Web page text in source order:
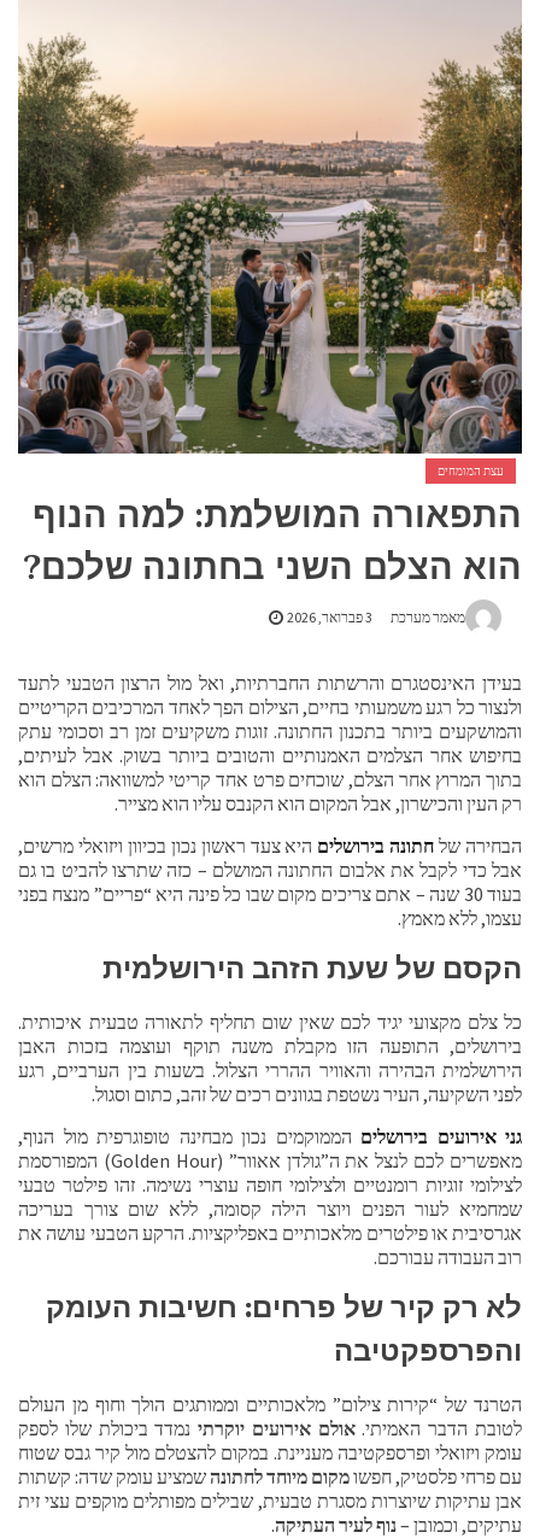
אשפוז פסיכיאטרי ביתי: הגישה הדיסקרטית שמשנה את כללי המשחק בבריאות הנפש
עצת המומחים
התפאורה המושלמת: למה הנוף
הוא הצלם השני בחתונה שלכם?
מאמר מערכת 3 פברואר, 2026
בעידן האינסטגרם והרשתות החברתיות, ואל מול הרצון הטבעי לתעד
ולנצור כל רגע משמעותי בחיים, הצילום הפך לאחד המרכיבים הקריטיים
והמושקעים ביותר בתכנון החתונה. זוגות משקיעים זמן רב וסכומי עתק
בחיפוש אחר הצלמים האמנותיים והטובים ביותר בשוק. אבל לעיתים,
בתוך המרוץ אחר הצלם, שוכחים פרט אחד קריטי למשוואה: הצלם הוא
רק העין והכישרון, אבל המקום הוא הקנבס עליו הוא מצייר.
הבחירה של חתונה בירושלים היא צעד ראשון נכון בכיוון ויזואלי מרשים,
אבל כדי לקבל את אלבום החתונה המושלם – כזה שתרצו להביט בו גם
בעוד 30 שנה – אתם צריכים מקום שבו כל פינה היא “פריים” מנצח בפני
עצמו, ללא מאמץ.
הקסם של שעת הזהב הירושלמית
כל צלם מקצועי יגיד לכם שאין שום תחליף לתאורה טבעית איכותית.
בירושלים, התופעה הזו מקבלת משנה תוקף ועוצמה בזכות האבן
הירושלמית הבהירה והאוויר ההררי הצלול. בשעות בין הערביים, רגע
לפני השקיעה, העיר נשטפת בגוונים רכים של זהב, כתום וסגול.
גני אירועים בירושלים הממוקמים נכון מבחינה טופוגרפית מול הנוף,
מאפשרים לכם לנצל את ה”גולדן אאוור” (Golden Hour) המפורסמת
לצילומי זוגיות רומנטיים ולצילומי חופה עוצרי נשימה. זהו פילטר טבעי
שמחמיא לעור הפנים ויוצר הילה קסומה, ללא שום צורך בעריכה
אגרסיבית או פילטרים מלאכותיים באפליקציות. הרקע הטבעי עושה את
רוב העבודה עבורכם.
לא רק קיר של פרחים: חשיבות העומק
והפרספקטיבה
הטרנד של “קירות צילום” מלאכותיים וממותגים הולך וחוף מן העולם
לטובת הדבר האמיתי.אולם אירועים יוקרתינמדד ביכולת שלו לספק
עומק ויזואלי ופרספקטיבה מעניינת. במקום להצטלם מול קיר גבס שטוח
עם פרחי פלסטיק, חפשומקום מיוחד לחתונהשמציע עומק שדה: קשתות
אבן עתיקות שיוצרות מסגרת טבעית, שבילים מפותלים מוקפים עצי זית
עתיקים, וכמובן –נוף לעיר העתיקה.